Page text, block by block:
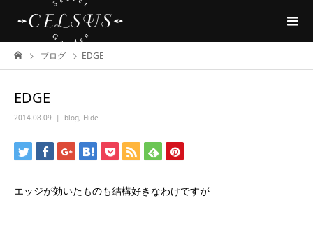
ブログ EDGE
EDGE
2014.08.09 blog, Hide
エッジが効いたものも結構好きなわけですが